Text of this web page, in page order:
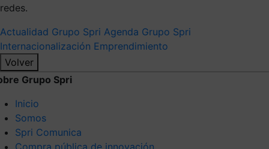
redes.
Actualidad Grupo Spri Agenda Grupo Spri
Internacionalización Emprendimiento
Volver
Grupo Spri
Inicio
Somos
Spri Comunica
Compra pública de innovación